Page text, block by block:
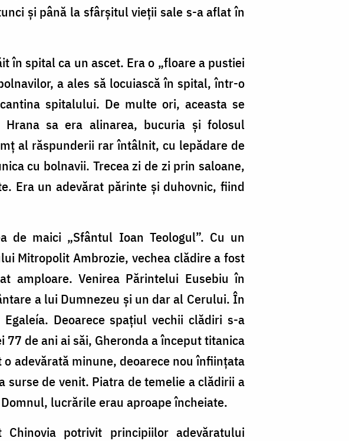
și până la sfârșitul vieții sale s-a aflat în
în spital ca un ascet. Era o „floare a pustiei
a ales să locuiască în spital, într-o
spitalului. De multe ori, aceasta se
sa era alinarea, bucuria și folosul
al răspunderii rar întâlnit, cu lepădare de
cu bolnavii. Trecea zi de zi prin saloane,
Era un adevărat părinte și duhovnic, fiind
de maici „Sfântul Ioan Teologul”. Cu un
Mitropolit Ambrozie, vechea clădire a fost
amploare. Venirea Părintelui Eusebiu în
a lui Dumnezeu și un dar al Cerului. În
Deoarece spațiul vechii clădiri s-a
de ani ai săi, Gheronda a început titanica
adevărată minune, deoarece nou înființata
surse de venit. Piatra de temelie a clădirii a
lucrările erau aproape încheiate.
potrivit principiilor adevăratului